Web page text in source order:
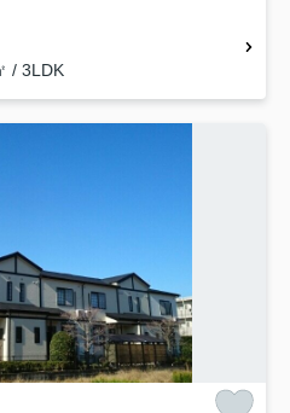
/ 3LDK